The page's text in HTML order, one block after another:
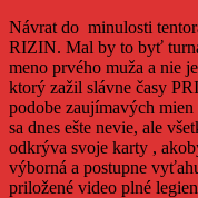
Návrat do minulosti
RIZIN. Mal by to byť
meno prvého muža a nie
ktorý zažil slávne časy
podobe zaujímavých
sa dnes ešte nevie, ale
odkrýva svoje karty ,
výborná a postupne
priložené video plné